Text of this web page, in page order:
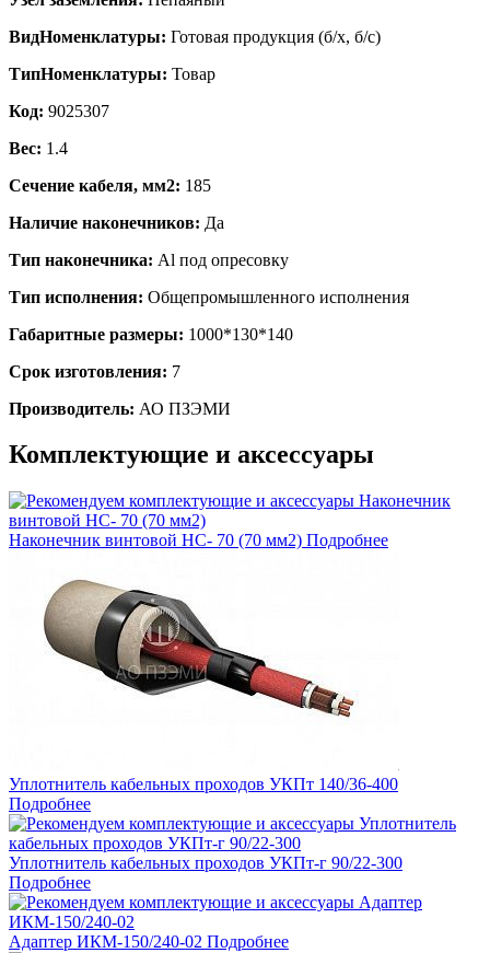
ВидНоменклатуры: Готовая продукция (б/х, б/с)
ТипНоменклатуры: Товар
Код: 9025307
Вес: 1.4
Сечение кабеля, мм2: 185
Наличие наконечников: Да
Тип наконечника: Al под опресовку
Тип исполнения: Общепромышленного исполнения
Габаритные размеры: 1000*130*140
Срок изготовления: 7
Производитель: АО ПЗЭМИ
Комплектующие и аксессуары
Наконечник винтовой НС- 70 (70 мм2) Подробнее
Уплотнитель кабельных проходов УКПт 140/36-400
Подробнее
Уплотнитель кабельных проходов УКПт-г 90/22-300
Подробнее
Адаптер ИКМ-150/240-02 Подробнее